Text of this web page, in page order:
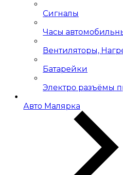
Сигналы
Часы
Вентиляторы,
Батарейки
Электро разъёмы
Авто Малярка